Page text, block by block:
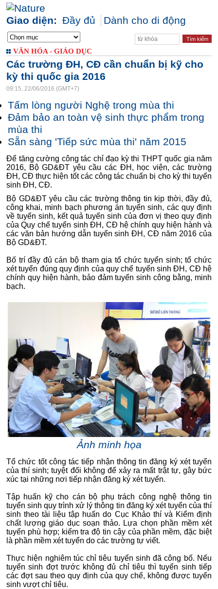
Giao diện: Đầy đủ Dành cho di động
VĂN HÓA - GIÁO DỤC
Các trường ĐH, CĐ cần chuẩn bị kỹ cho
kỳ thi quốc gia 2016
09:15, 22/06/2016 (GMT+7)
Tấm lòng người Nghệ trong mùa thi
Đảm bảo an toàn vệ sinh thực phẩm trong
mùa thi
Sẵn sàng 'Tiếp sức mùa thi' năm 2015
Để tăng cường công tác chỉ đạo kỳ thi THPT quốc gia năm
2016, Bộ GD&ĐT yêu cầu các ĐH, học viện, các trường
ĐH, CĐ thực hiện tốt các công tác chuẩn bị cho kỳ thi tuyển
sinh ĐH, CĐ.
Bộ GD&ĐT yêu cầu các trường thông tin kịp thời, đầy đủ,
công khai, minh bạch phương án tuyển sinh, các quy định
về tuyển sinh, kết quả tuyển sinh của đơn vị theo quy định
của Quy chế tuyển sinh ĐH, CĐ hệ chính quy hiện hành và
các văn bản hướng dẫn tuyển sinh ĐH, CĐ năm 2016 của
Bộ GD&ĐT.
Bố trí đầy đủ cán bộ tham gia tổ chức tuyển sinh; tổ chức
xét tuyển đúng quy định của quy chế tuyển sinh ĐH, CĐ hệ
chính quy hiện hành, bảo đảm tuyển sinh công bằng, minh
bạch.
Ảnh minh họa
Tổ chức tốt công tác tiếp nhận thông tin đăng ký xét tuyển
của thí sinh; tuyệt đối không để xảy ra mất trật tự, gây bức
xúc tại những nơi tiếp nhận đăng ký xét tuyển.
Tập huấn kỹ cho cán bộ phụ trách công nghệ thông tin
tuyển sinh quy trình xử lý thông tin đăng ký xét tuyển của thí
sinh theo tài liệu tập huấn do Cục Khảo thí và Kiểm định
chất lượng giáo dục soạn thảo. Lựa chọn phần mềm xét
tuyển phù hợp; kiểm tra độ tin cậy của phần mềm, đặc biệt
là phần mềm xét tuyển do các trường tự viết.
Thực hiện nghiêm túc chỉ tiêu tuyển sinh đã công bố. Nếu
tuyển sinh đợt trước không đủ chỉ tiêu thì tuyển sinh tiếp
các đợt sau theo quy định của quy chế, không được tuyển
sinh vượt chỉ tiêu.